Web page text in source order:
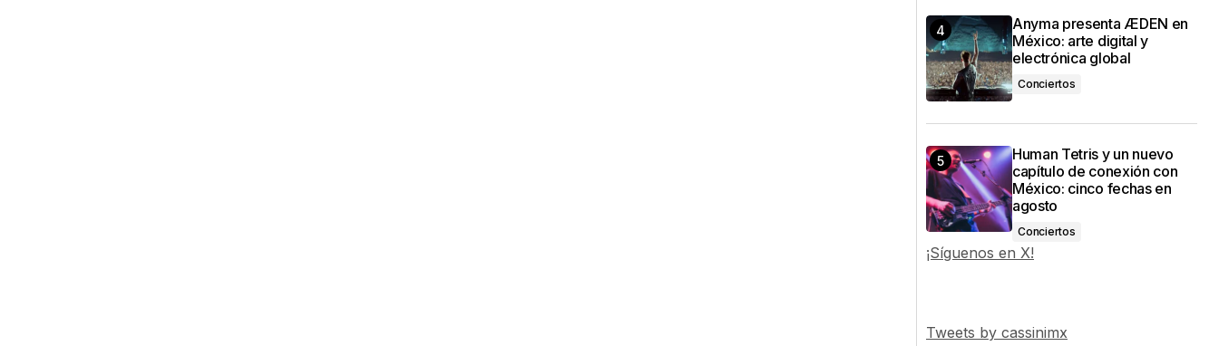
Anyma presenta ÆDEN en
México: arte digital y
electrónica global
Conciertos
Human Tetris y un nuevo
capítulo de conexión con
México: cinco fechas en
agosto
Conciertos
¡Síguenos en X!
Tweets by cassinimx